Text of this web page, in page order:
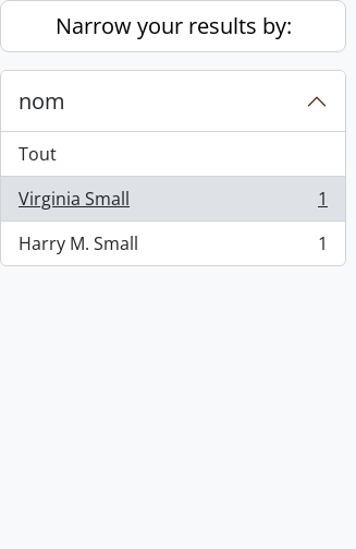
Skip to main content
Narrow your results by:
nom
Tout
Virginia Small
, 1 résultats
1
Harry M. Small
, 1 résultats 1